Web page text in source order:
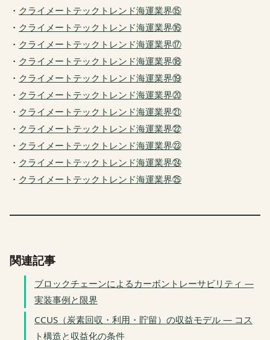
・ クライメートテックトレンド海運業界⑮
・ クライメートテックトレンド海運業界⑯
・ クライメートテックトレンド海運業界⑰
・ クライメートテックトレンド海運業界⑱
・ クライメートテックトレンド海運業界⑲
・ クライメートテックトレンド海運業界⑳
・ クライメートテックトレンド海運業界㉑
・ クライメートテックトレンド海運業界㉒
・ クライメートテックトレンド海運業界㉓
・ クライメートテックトレンド海運業界㉔
・ クライメートテックトレンド海運業界㉕
関連記事
ブロックチェーンによるカーボントレーサビリティ —
実装事例と限界
CCUS（炭素回収・利用・貯留）の収益モデル — コス
ト構造と収益化の条件